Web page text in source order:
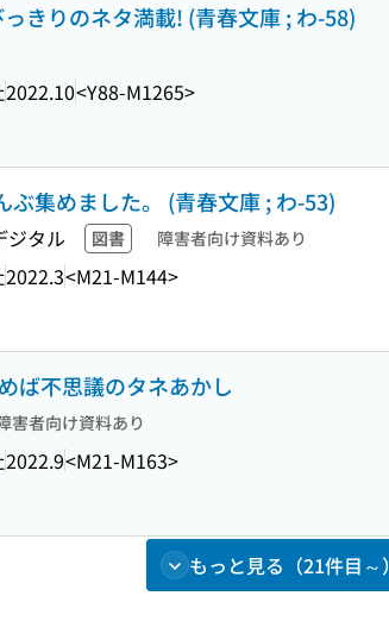
きりのネタ満載! (青春文庫 ; わ-58)
2022.10<Y88-M1265>
集めました。 (青春文庫 ; わ-53)
ジタル 図書 障害者向け資料あり
2022.3<M21-M144>
ば不思議のタネあかし
害者向け資料あり
2022.9<M21-M163>
もっと見る（21件目～）